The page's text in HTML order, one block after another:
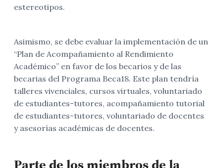
estereotipos.
Asimismo, se debe evaluar la implementación de un
“Plan de Acompañamiento al Rendimiento
Académico” en favor de los becarios y de las
becarias del Programa Beca18. Este plan tendría
talleres vivenciales, cursos virtuales, voluntariado
de estudiantes-tutores, acompañamiento tutorial
de estudiantes-tutores, voluntariado de docentes
y asesorías académicas de docentes.